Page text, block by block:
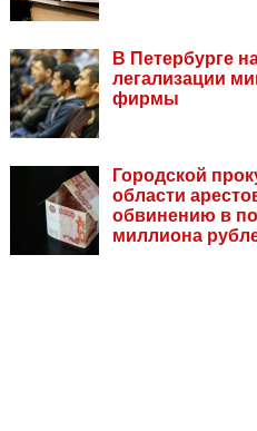
В Петербурге
легализации
фирмы
Городской
области
обвинению в
миллиона